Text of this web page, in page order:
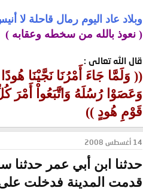
وبلاد عاد اليوم رمال قاحلة لا
( نعوذ بالله من سخطه وعقابه )
قال الله تعالى :
(( وَلَمَّا جَاءَ أَمْرُنَا نَجَّيْنَا
وَعَصَوْا رُسُلَهُ وَاتَّبَعُواْ أَمْرَ كُلِّ
قَوْمِ هُودٍ ))
14 أغسطس 2008
حدثنا ابن أبي عمر
قدمت المدينة فدخلت